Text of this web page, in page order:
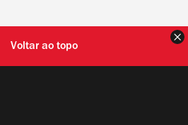
Voltar ao topo